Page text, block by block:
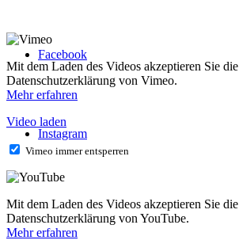
Facebook
Instagram
Mit dem Laden des Videos akzeptieren Sie die
Datenschutzerklärung von Vimeo.
Mehr erfahren
Video laden
Vimeo immer entsperren
Mit dem Laden des Videos akzeptieren Sie die
Datenschutzerklärung von YouTube.
Mehr erfahren